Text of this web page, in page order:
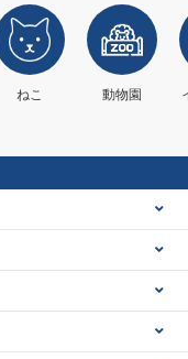
ねこ 動物園